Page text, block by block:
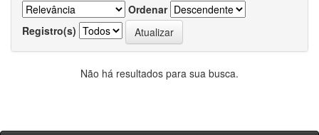
Ordenar
Registro(s)
Não há resultados para sua busca.